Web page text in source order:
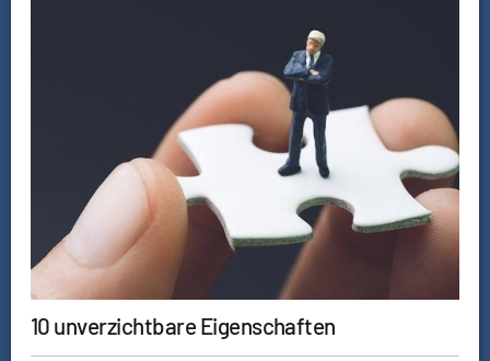
10 unverzichtbare Eigenschaften